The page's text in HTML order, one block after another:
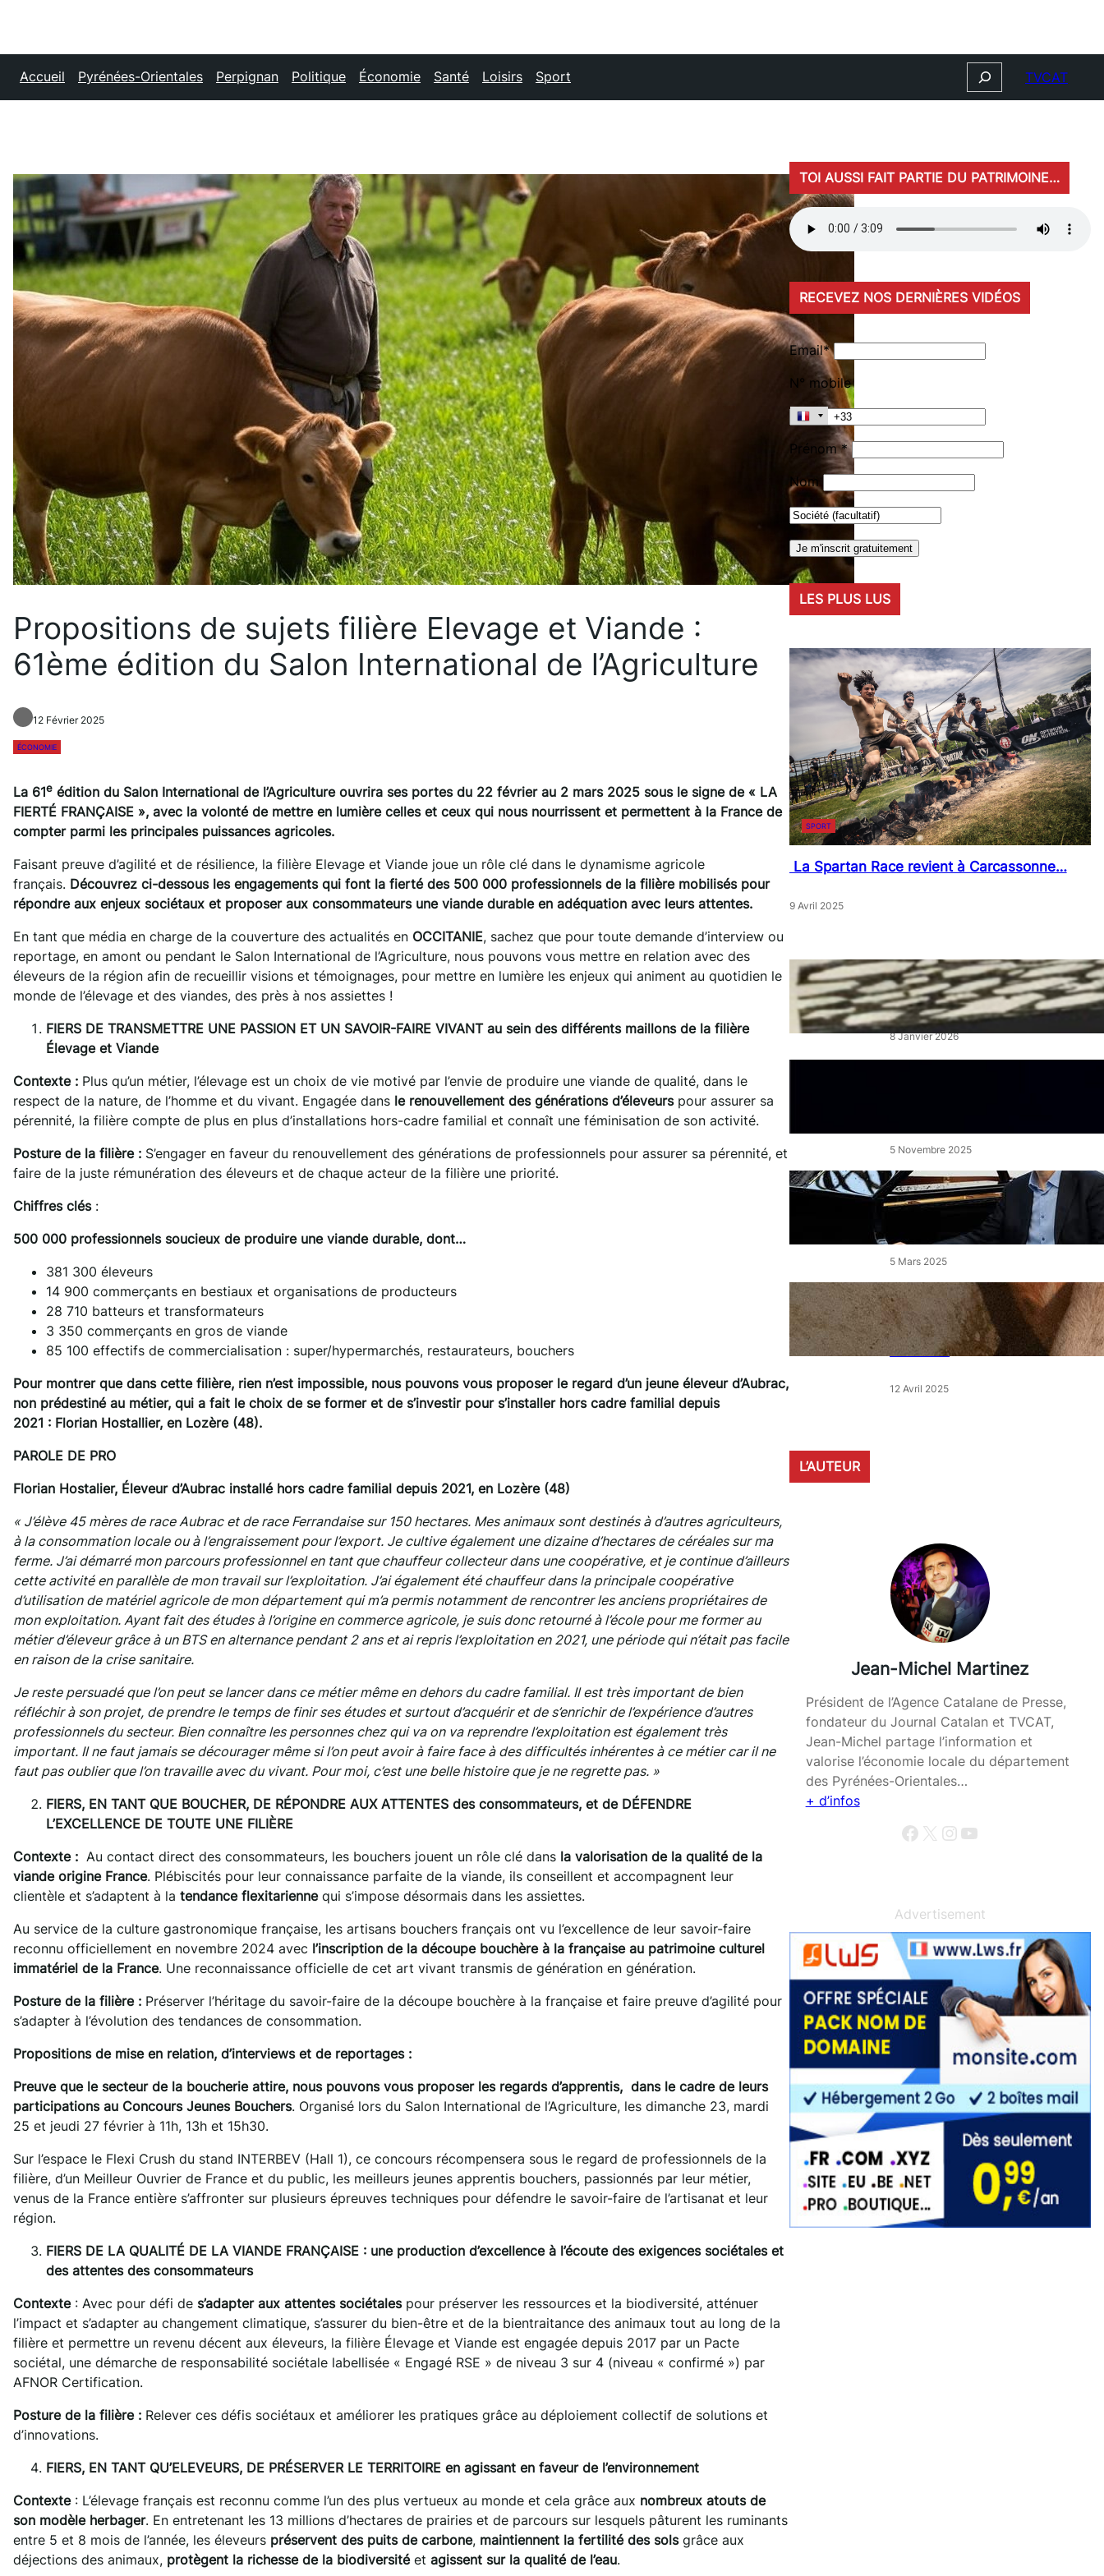
Accueil Pyrénées-Orientales Perpignan Politique Économie Santé Loisirs Sport Search TVCAT
Propositions de sujets filière Elevage et Viande :
61ème édition du Salon International de l’Agriculture
12 Février 2025
ÉCONOMIE
La 61e édition du Salon International de l’Agriculture ouvrira ses portes du 22 février au 2 mars 2025 sous le signe de « LA
FIERTÉ FRANÇAISE », avec la volonté de mettre en lumière celles et ceux qui nous nourrissent et permettent à la France de
compter parmi les principales puissances agricoles.
Faisant preuve d’agilité et de résilience, la filière Elevage et Viande joue un rôle clé dans le dynamisme agricole
français. Découvrez ci-dessous les engagements qui font la fierté des 500 000 professionnels de la filière mobilisés pour
répondre aux enjeux sociétaux et proposer aux consommateurs une viande durable en adéquation avec leurs attentes.
En tant que média en charge de la couverture des actualités en OCCITANIE, sachez que pour toute demande d’interview ou
reportage, en amont ou pendant le Salon International de l’Agriculture, nous pouvons vous mettre en relation avec des
éleveurs de la région afin de recueillir visions et témoignages, pour mettre en lumière les enjeux qui animent au quotidien le
monde de l’élevage et des viandes, des près à nos assiettes !
FIERS DE TRANSMETTRE UNE PASSION ET UN SAVOIR-FAIRE VIVANT au sein des différents maillons de la filière
Élevage et Viande
Contexte : Plus qu’un métier, l’élevage est un choix de vie motivé par l’envie de produire une viande de qualité, dans le
respect de la nature, de l’homme et du vivant. Engagée dans le renouvellement des générations d’éleveurs pour assurer sa
pérennité, la filière compte de plus en plus d’installations hors-cadre familial et connaît une féminisation de son activité.
Posture de la filière : S’engager en faveur du renouvellement des générations de professionnels pour assurer sa pérennité, et
faire de la juste rémunération des éleveurs et de chaque acteur de la filière une priorité.
Chiffres clés:
500 000 professionnels soucieux de produire une viande durable, dont…
381 300 éleveurs
14 900 commerçants en bestiaux et organisations de producteurs
28 710 batteurs et transformateurs
3 350 commerçants en gros de viande
85 100 effectifs de commercialisation : super/hypermarchés, restaurateurs, bouchers
Pour montrer que dans cette filière, rien n’est impossible, nous pouvons vous proposer le regard d’un jeune éleveur d’Aubrac,
non prédestiné au métier, qui a fait le choix de se former et de s’investir pour s’installer hors cadre familial depuis
2021 : Florian Hostallier, en Lozère (48).
PAROLE DE PRO
Florian Hostalier, Éleveur d’Aubrac installé hors cadre familial depuis 2021, en Lozère (48)
« J’élève 45 mères de race Aubrac et de race Ferrandaise sur 150 hectares. Mes animaux sont destinés à d’autres agriculteurs,
à la consommation locale ou à l’engraissement pour l’export. Je cultive également une dizaine d’hectares de céréales sur ma
ferme. J’ai démarré mon parcours professionnel en tant que chauffeur collecteur dans une coopérative, et je continue d’ailleurs
cette activité en parallèle de mon travail sur l’exploitation. J’ai également été chauffeur dans la principale coopérative
d’utilisation de matériel agricole de mon département qui m’a permis notamment de rencontrer les anciens propriétaires de
mon exploitation. Ayant fait des études à l’origine en commerce agricole, je suis donc retourné à l’école pour me former au
métier d’éleveur grâce à un BTS en alternance pendant 2 ans et ai repris l’exploitation en 2021, une période qui n’était pas facile
en raison de la crise sanitaire.
Je reste persuadé que l’on peut se lancer dans ce métier même en dehors du cadre familial. Il est très important de bien
réfléchir à son projet, de prendre le temps de finir ses études et surtout d’acquérir et de s’enrichir de l’expérience d’autres
professionnels du secteur. Bien connaître les personnes chez qui va on va reprendre l’exploitation est également très
important. Il ne faut jamais se décourager même si l’on peut avoir à faire face à des difficultés inhérentes à ce métier car il ne
faut pas oublier que l’on travaille avec du vivant. Pour moi, c’est une belle histoire que je ne regrette pas. »
FIERS, EN TANT QUE BOUCHER, DE RÉPONDRE AUX ATTENTES des consommateurs, et de DÉFENDRE
L’EXCELLENCE DE TOUTE UNE FILIÈRE
Contexte : Au contact direct des consommateurs, les bouchers jouent un rôle clé dans la valorisation de la qualité de la
viande origine France. Plébiscités pour leur connaissance parfaite de la viande, ils conseillent et accompagnent leur
clientèle et s’adaptent à la tendance flexitariennequi s’impose désormais dans les assiettes.
Au service de la culture gastronomique française, les artisans bouchers français ont vu l’excellence de leur savoir-faire
reconnu officiellement en novembre 2024 avec l’inscription de la découpe bouchère à la française au patrimoine culturel
immatériel de la France. Une reconnaissance officielle de cet art vivant transmis de génération en génération.
Posture de la filière : Préserver l’héritage du savoir-faire de la découpe bouchère à la française et faire preuve d’agilité pour
s’adapter à l’évolution des tendances de consommation.
Propositions de mise en relation, d’interviews et de reportages :
Preuve que le secteur de la boucherie attire, nous pouvons vous proposer les regards d’apprentis, dans le cadre de leurs
participations au Concours Jeunes Bouchers. Organisé lors du Salon International de l’Agriculture, les dimanche 23, mardi
25 et jeudi 27 février à 11h, 13h et 15h30.
Sur l’espace le Flexi Crush du stand INTERBEV (Hall 1), ce concours récompensera sous le regard de professionnels de la
filière, d’un Meilleur Ouvrier de France et du public, les meilleurs jeunes apprentis bouchers, passionnés par leur métier,
venus de la France entière s’affronter sur plusieurs épreuves techniques pour défendre le savoir-faire de l’artisanat et leur
région.
FIERS DE LA QUALITÉ DE LA VIANDE FRANÇAISE : une production d’excellence à l’écoute des exigences sociétales et
des attentes des consommateurs
Contexte: Avec pour défi de s’adapter aux attentes sociétalespour préserver les ressources et la biodiversité, atténuer
l’impact et s’adapter au changement climatique, s’assurer du bien-être et de la bientraitance des animaux tout au long de la
filière et permettre un revenu décent aux éleveurs, la filière Élevage et Viande est engagée depuis 2017 par un Pacte
sociétal, une démarche de responsabilité sociétale labellisée « Engagé RSE » de niveau 3 sur 4 (niveau « confirmé ») par
AFNOR Certification.
Posture de la filière : Relever ces défis sociétaux et améliorer les pratiques grâce au déploiement collectif de solutions et
d’innovations.
FIERS, EN TANT QU’ELEVEURS, DE PRÉSERVER LE TERRITOIRE en agissant en faveur de l’environnement
Contexte: L’élevage français est reconnu comme l’un des plus vertueux au monde et cela grâce aux nombreux atouts de
son modèle herbager. En entretenant les 13 millions d’hectares de prairies et de parcours sur lesquels pâturent les ruminants
entre 5 et 8 mois de l’année, les éleveurs préservent des puits de carbone, maintiennent la fertilité des solsgrâce aux
déjections des animaux, protègent la richesse de la biodiversitéet agissent sur la qualité de l’eau.
TOI AUSSI FAIT PARTIE DU PATRIMOINE…
RECEVEZ NOS DERNIÈRES VIDÉOS
Email*
N° mobile
Prénom *
Nom
LES PLUS LUS
SPORT
La Spartan Race revient à Carcassonne…
9 Avril 2025
« Artistes en Vitrine »: L’éclat
qui réveille les cœurs de ville
8 Janvier 2026
5 Novembre 2025
« Le Disciple » de Mikhaïl
Rudy à Perpignan le vendredi
5 Mars 2025
« Qui est le moins clair » : ce
samedi, 30 actions partout en
France devant les magasins
E.Leclerc
12 Avril 2025
L’AUTEUR
Jean-Michel Martinez
Président de l’Agence Catalane de Presse,
fondateur du Journal Catalan et TVCAT,
Jean-Michel partage l’information et
valorise l’économie locale du département
des Pyrénées-Orientales…
+ d’infos
Facebook X InstagramYouTube
Advertisement